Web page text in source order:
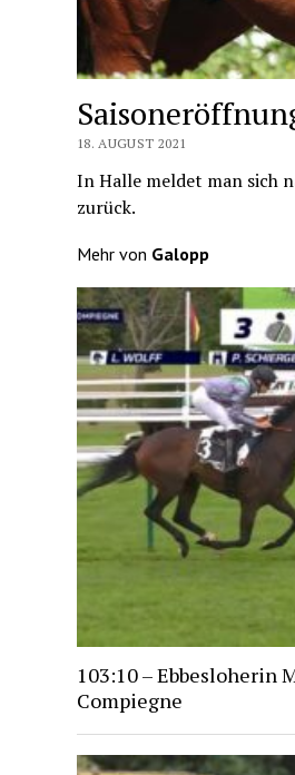
18. AUGUST 2021
In Halle meldet man sich
zurück.
Mehr von Galopp
103:10 – Ebbesloherin
Compiegne